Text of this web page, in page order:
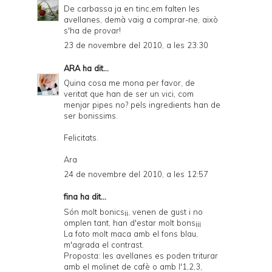
De carbassa ja en tinc,em falten les
avellanes, demà vaig a comprar-ne, això
s'ha de provar!
23 de novembre del 2010, a les 23:30
ARAha dit...
Quina cosa me mona per favor, de
veritat que han de ser un vici, com
menjar pipes no? pels ingredients han de
ser bonissims.
Felicitats.
Ara
24 de novembre del 2010, a les 12:57
fina ha dit...
Són molt bonics¡¡, venen de gust i no
omplen tant, han d'estar molt bons¡¡¡
La foto molt maca amb el fons blau,
m'agrada el contrast.
Proposta: les avellanes es poden triturar
amb el molinet de cafè o amb l'1,2,3,